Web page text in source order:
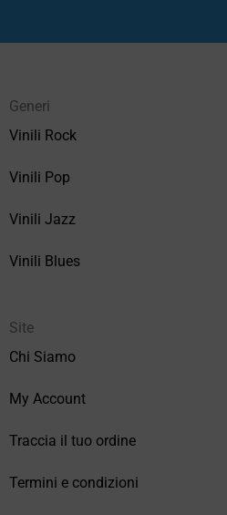
Generi
Vinili Rock
Vinili Pop
Vinili Jazz
Vinili Blues
Site
Chi Siamo
My Account
Traccia il tuo ordine
Termini e condizioni